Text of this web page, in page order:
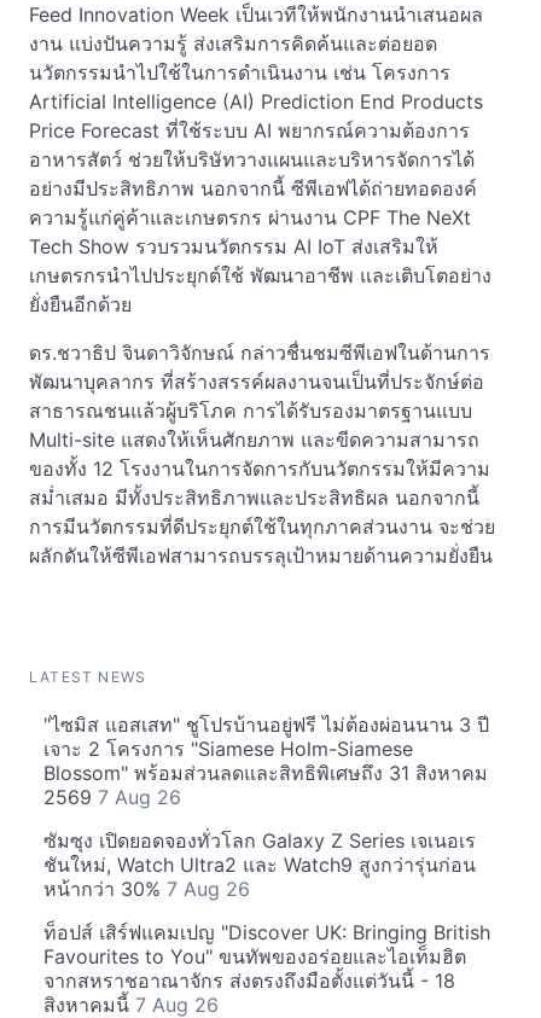
Feed Innovation Week เป็นเวทีให้พนักงานนำเสนอผล
งาน แบ่งปันความรู้ ส่งเสริมการคิดค้นและต่อยอด
นวัตกรรมนำไปใช้ในการดำเนินงาน เช่น โครงการ
Artificial Intelligence (AI) Prediction End Products
Price Forecast ที่ใช้ระบบ AI พยากรณ์ความต้องการ
อาหารสัตว์ ช่วยให้บริษัทวางแผนและบริหารจัดการได้
อย่างมีประสิทธิภาพ นอกจากนี้ ซีพีเอฟได้ถ่ายทอดองค์
ความรู้แก่คู่ค้าและเกษตรกร ผ่านงาน CPF The NeXt
Tech Show รวบรวมนวัตกรรม AI IoT ส่งเสริมให้
เกษตรกรนำไปประยุกต์ใช้ พัฒนาอาชีพ และเติบโตอย่าง
ยั่งยืนอีกด้วย
ดร.ชวาธิป จินดาวิจักษณ์ กล่าวชื่นชมซีพีเอฟในด้านการ
พัฒนาบุคลากร ที่สร้างสรรค์ผลงานจนเป็นที่ประจักษ์ต่อ
สาธารณชนแล้วผู้บริโภค การได้รับรองมาตรฐานแบบ
Multi-site แสดงให้เห็นศักยภาพ และขีดความสามารถ
ของทั้ง 12 โรงงานในการจัดการกับนวัตกรรมให้มีความ
สม่ำเสมอ มีทั้งประสิทธิภาพและประสิทธิผล นอกจากนี้
การมีนวัตกรรมที่ดีประยุกต์ใช้ในทุกภาคส่วนงาน จะช่วย
ผลักดันให้ซีพีเอฟสามารถบรรลุเป้าหมายด้านความยั่งยืน
LATEST NEWS
"ไซมิส แอสเสท" ชูโปรบ้านอยู่ฟรี ไม่ต้องผ่อนนาน 3 ปี
เจาะ 2 โครงการ "Siamese Holm-Siamese
Blossom" พร้อมส่วนลดและสิทธิพิเศษถึง 31 สิงหาคม
2569 7 Aug 26
ซัมซุง เปิดยอดจองทั่วโลก Galaxy Z Series เจเนอเร
ชันใหม่, Watch Ultra2 และ Watch9 สูงกว่ารุ่นก่อน
หน้ากว่า 30% 7 Aug 26
ท็อปส์ เสิร์ฟแคมเปญ "Discover UK: Bringing British
Favourites to You" ขนทัพของอร่อยและไอเท็มฮิต
จากสหราชอาณาจักร ส่งตรงถึงมือตั้งแต่วันนี้ - 18
สิงหาคมนี้ 7 Aug 26